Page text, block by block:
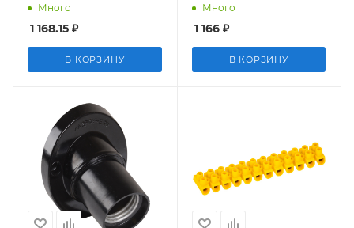
Много
1 168.15 ₽
В КОРЗИНУ
Много
1 166₽
В КОРЗИНУ